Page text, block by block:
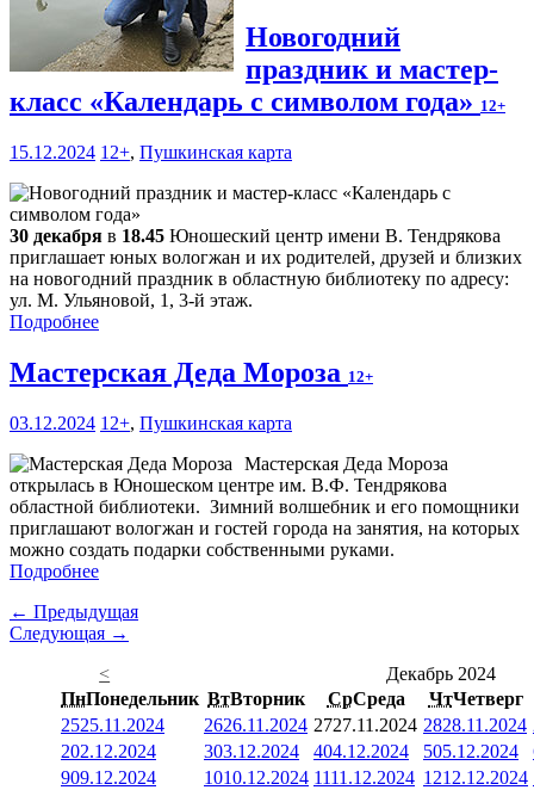
Новогодний
праздник и мастер-
класс «Календарь с символом года» 12+
15.12.2024 12+, Пушкинская карта
30 декабря в 18.45 Юношеский центр имени В. Тендрякова
приглашает юных вологжан и их родителей, друзей и близких
на новогодний праздник в областную библиотеку по адресу:
ул. М. Ульяновой, 1, 3-й этаж.
Подробнее
Мастерская Деда Мороза 12+
03.12.2024 12+, Пушкинская карта
Мастерская Деда Мороза
открылась в Юношеском центре им. В.Ф. Тендрякова
областной библиотеки. Зимний волшебник и его помощники
приглашают вологжан и гостей города на занятия, на которых
можно создать подарки собственными руками.
Подробнее
← Предыдущая
Следующая →
<
Декабрь 2024
ПнПонедельник ВтВторник СрСреда ЧтЧетверг
2525.11.2024 2626.11.2024 2727.11.2024 2828.11.2024
202.12.2024 303.12.2024 404.12.2024 505.12.2024
909.12.2024 1010.12.2024 1111.12.2024 1212.12.2024